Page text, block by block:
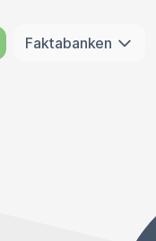
Faktabanken